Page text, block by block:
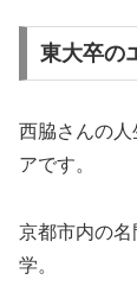
東大卒の
西脇さんの人
アです。
京都市内の
学。